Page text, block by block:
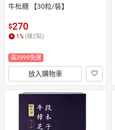
牛枇糖 【30粒/裝】
$270
1 % (賺2點)
滿3999免運
放入購物車